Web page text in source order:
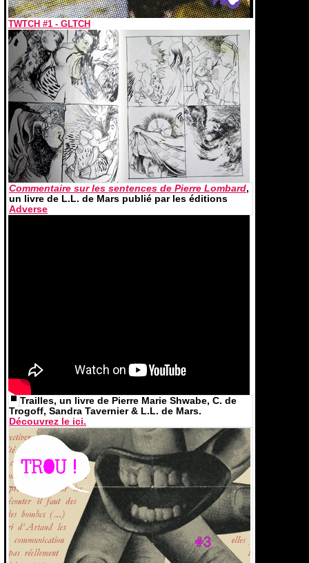
TWTCH #1 - GLTCH
Commentaire sur les sentences de Pierre Lombard,
un livre de L.L. de Mars publié par les éditions
Adverse
Trailles, un livre de Pierre Marie Shwabe, C. de
Trogoff, Sandra Tavernier & L.L. de Mars.
Découvrez le ici.